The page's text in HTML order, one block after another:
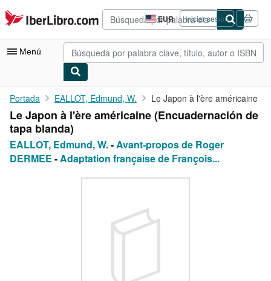
Pasar al contenido principal
IberLibro.com EUR
Preferencias
de
compra
del
Iniciar sesión
Menú
Mi cuenta
Consultar mis pedidos
Búsqueda avanzada
Colecciones
Portada EALLOT, Edmund, W. Le Japon à l'ère américaine
Le Japon à l'ère américaine (Encuadernación de
tapa blanda)
EALLOT, Edmund, W.-Avant-propos de Roger
DERMEE -Adaptation française de François...